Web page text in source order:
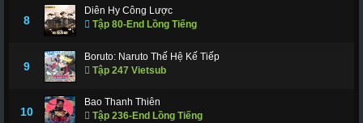
8
Diên Hy Công Lược
Tập 80-End Lồng Tiếng
9
Boruto: Naruto Thế Hệ Kế Tiếp
Tập 247 Vietsub
10
Bao Thanh Thiên
Tập 236-End Lồng Tiếng